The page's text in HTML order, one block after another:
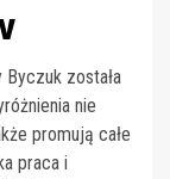
została
nie
promują całe
praca i